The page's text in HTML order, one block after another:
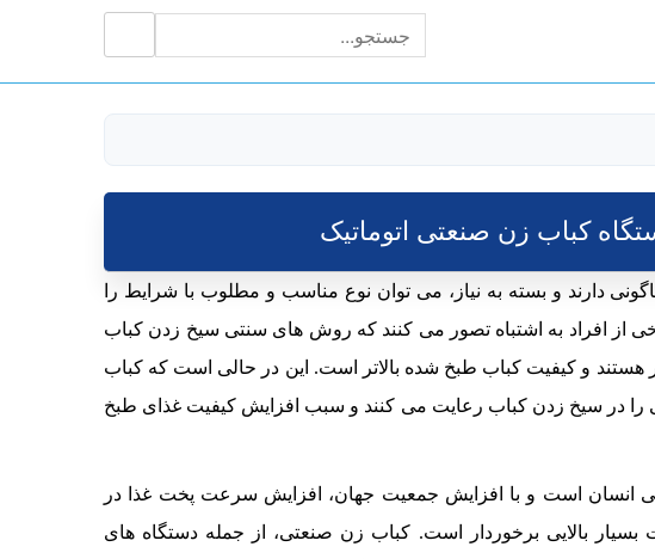
جستجو
برای:
کباب زن صنعتی اتوماتیک
دارند و بسته به نیاز، می توان نوع مناسب و مطلوب با شرایط را
از افراد به اشتباه تصور می کنند که روش های سنتی سیخ زدن کباب
و کیفیت کباب طبخ شده بالاتر است. این در حالی است که کباب
را در سیخ زدن کباب رعایت می کنند و سبب افزایش کیفیت غذای طبخ
انسان است و با افزایش جمعیت جهان، افزایش سرعت پخت غذا در
بالایی برخوردار است. کباب زن صنعتی، از جمله دستگاه های